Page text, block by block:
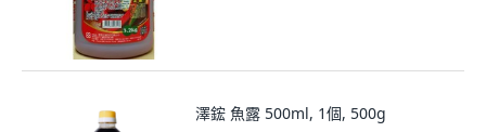
澤鋐 魚露 500ml, 1個, 500g